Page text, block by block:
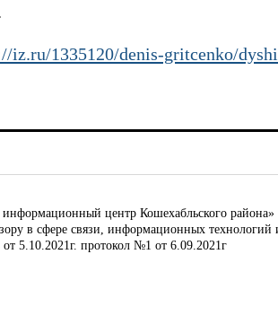
iz.ru/1335120/denis-gritcenko/
центр Кошехабльского района»
в сфере связи, информационных
5.10.2021г. протокол №1 от 6.09.2021г